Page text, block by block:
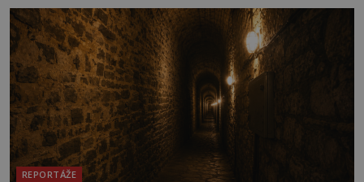
vrch Hr
REPORTÁŽE